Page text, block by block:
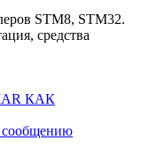
STM8, STM32.
средства
КАК
сообщению